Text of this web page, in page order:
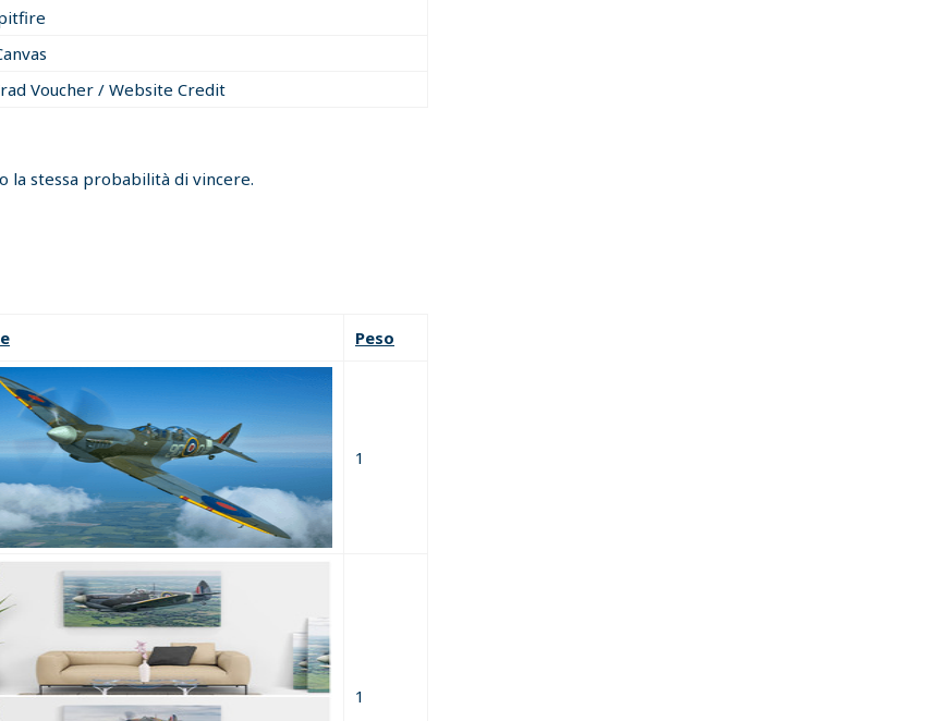
Voucher / Website Credit
la stessa probabilità di vincere.
Peso
1
1